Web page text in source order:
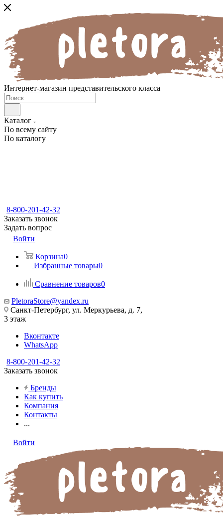
Интернет-магазин представительского класса
Каталог
По всему сайту
По каталогу
8-800-201-42-32
Заказать звонок
Задать вопрос
Войти
Корзина0
Избранные товары0
Сравнение товаров0
PletoraStore@yandex.ru
Санкт-Петербург, ул. Меркурьева, д. 7,
3 этаж
Вконтакте
WhatsApp
8-800-201-42-32
Заказать звонок
Бренды
Как купить
Компания
Контакты
...
Войти